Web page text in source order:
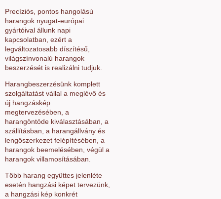
Precíziós, pontos hangolású
harangok nyugat-európai
gyártóival állunk napi
kapcsolatban, ezért a
legváltozatosabb díszítésű,
világszínvonalú harangok
beszerzését is realizálni tudjuk.
Harangbeszerzésünk komplett
szolgáltatást vállal a meglévő és
új hangzáskép
megtervezésében, a
harangöntöde kiválasztásában, a
szállításban, a harangállvány és
lengőszerkezet felépítésében, a
harangok beemelésében, végül a
harangok villamosításában.
Több harang együttes jelenléte
esetén hangzási képet tervezünk,
a hangzási kép konkrét